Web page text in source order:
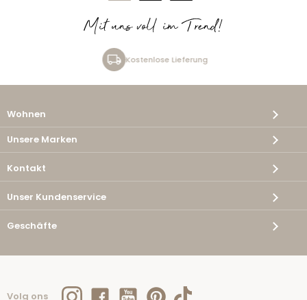
Mit uns voll im Trend!
Kostenlose Lieferung
Wohnen
Unsere Marken
Kontakt
Unser Kundenservice
Geschäfte
Volg ons